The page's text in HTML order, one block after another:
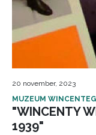
20 november, 2023
MUZEUM
"WINCENTY
1939"